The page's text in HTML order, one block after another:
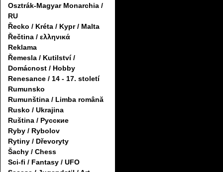
Osztrák-Magyar Monarchia /
RU
Řecko / Kréta / Kypr / Malta
Řečtina / ελληνικά
Reklama
Řemesla / Kutilství /
Domácnost / Hobby
Renesance / 14 - 17. století
Rumunsko
Rumunština / Limba română
Rusko / Ukrajina
Ruština / Русские
Ryby / Rybolov
Rytiny / Dřevoryty
Šachy / Chess
Sci-fi / Fantasy / UFO